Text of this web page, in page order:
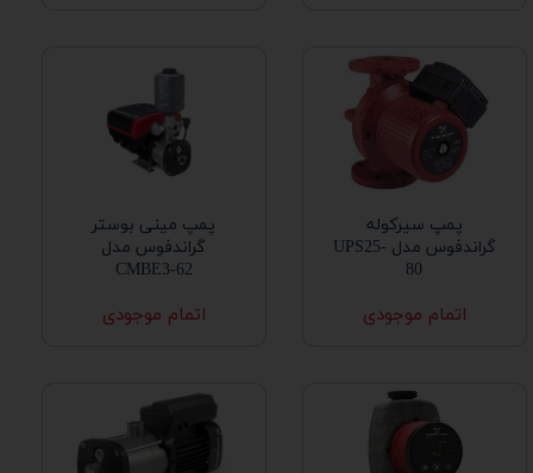
پمپ سیرکوله
گراندفوس مدل UPS25-
80
اتمام موجودی
پمپ مینی بوستر
گراندفوس مدل
CMBE3-62
اتمام موجودی